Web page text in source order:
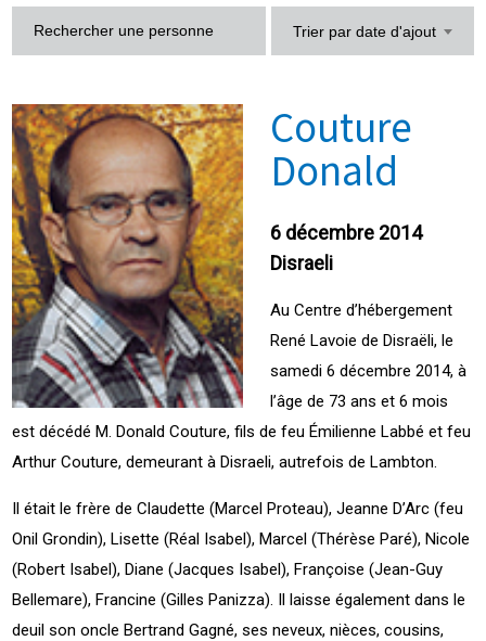
Trier par date d'ajout
Couture
Donald
6 décembre 2014
Disraeli
Au Centre d’hébergement
René Lavoie de Disraëli, le
samedi 6 décembre 2014, à
l’âge de 73 ans et 6 mois
est décédé M. Donald Couture, fils de feu Émilienne Labbé et feu
Arthur Couture, demeurant à Disraeli, autrefois de Lambton.
Il était le frère de Claudette (Marcel Proteau), Jeanne D’Arc (feu
Onil Grondin), Lisette (Réal Isabel), Marcel (Thérèse Paré), Nicole
(Robert Isabel), Diane (Jacques Isabel), Françoise (Jean-Guy
Bellemare), Francine (Gilles Panizza). Il laisse également dans le
deuil son oncle Bertrand Gagné, ses neveux, nièces, cousins,